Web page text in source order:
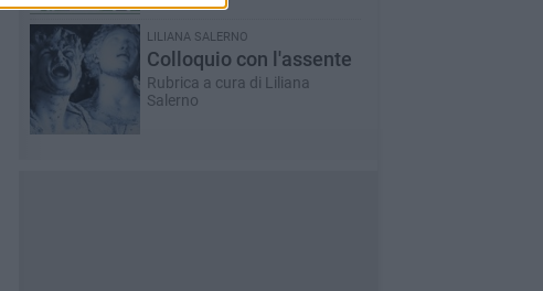
LILIANA SALERNO
Colloquio con l'assente
Rubrica a cura di Liliana
Salerno